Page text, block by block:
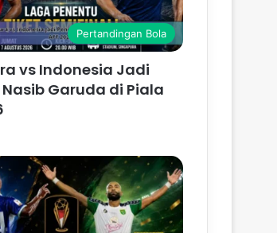
Pertandingan Bola
vs Indonesia Jadi
Garuda di Piala